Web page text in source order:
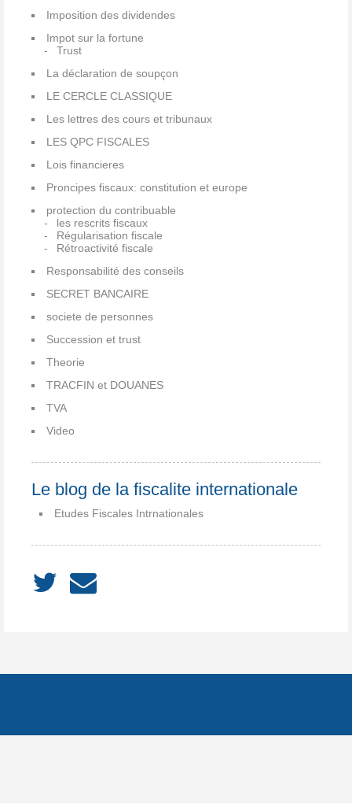
Imposition des dividendes
Impot sur la fortune
Trust
La déclaration de soupçon
LE CERCLE CLASSIQUE
Les lettres des cours et tribunaux
LES QPC FISCALES
Lois financieres
Proncipes fiscaux: constitution et europe
protection du contribuable
les rescrits fiscaux
Régularisation fiscale
Rétroactivité fiscale
Responsabilité des conseils
SECRET BANCAIRE
societe de personnes
Succession et trust
Theorie
TRACFIN et DOUANES
TVA
Video
Le blog de la fiscalite internationale
Etudes Fiscales Intrnationales